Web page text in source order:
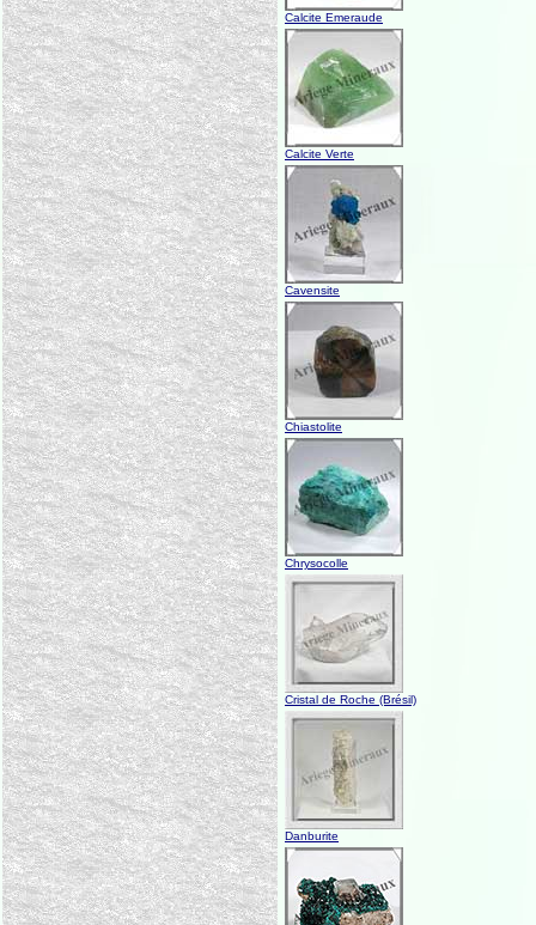
Calcite Emeraude
Calcite Verte
Cavensite
Chiastolite
Chrysocolle
Cristal de Roche (Brésil)
Danburite